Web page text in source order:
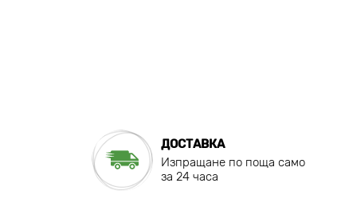
ДОСТАВКА
Изпращане по поща само
за 24 часа